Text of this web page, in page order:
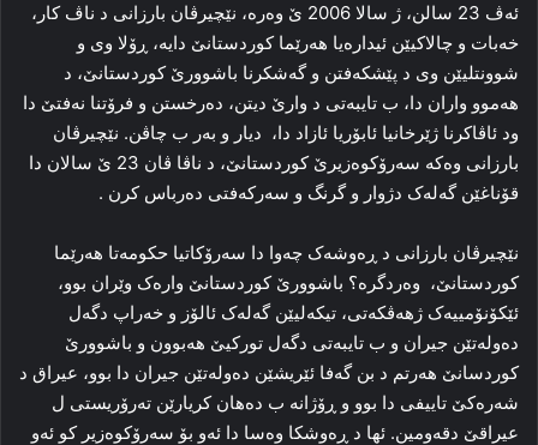
ئه‌ڤ 23 سالن، ژ سالا 2006 ێ وه‌ره‌، نێچیرڤان بارزانی د ناڤ کار،
خه‌بات و چالاکیێن ئیداره‌یا هه‌رێما کوردستانێ دایه‌، ڕۆلا وی و
شوونتلیێن وی د پێشکه‌فتن و گه‌شکرنا باشوورێ کوردستانێ، د
هه‌موو واران دا، ب تایبه‌تی د وارێ دیتن، ده‌رخستن و فرۆتنا نه‌فتێ دا
ود ئاڤاکرنا ژێرخانیا ئابۆریا ئازاد دا، دیار و به‌ر ب چاڤن. نێچیرڤان
بارزانی وه‌که‌ سه‌رۆکوه‌زیرێ کوردستانێ، د ناڤا ڤان 23 ێ سالان دا
قۆناغێن گه‌له‌ک دژوار و گرنگ و سه‌رکه‌فتی ده‌رباس کرن .
نێچیرڤان بارزانی د ڕه‌وشه‌ک چه‌وا دا سه‌رۆکاتیا حکومه‌تا هه‌رێما
کوردستانێ، وه‌ردگره‌؟ باشوورێ کوردستانێ واره‌ک وێران بوو،
ئێکۆنۆمییه‌ک ژهه‌ڤکه‌تی، تیکه‌لیێن گه‌له‌ک ئالۆز و خه‌راپ دگه‌ل
ده‌وله‌تێن جیران و ب تایبه‌تی دگه‌ل تورکیێ هه‌بوون و باشوورێ
کوردسانێ هه‌رتم د بن گه‌فا ئێریشێن ده‌وله‌تێن جیران دا بوو، عیراق د
شه‌ره‌کێ تاییفی دا بوو و ڕۆژانه‌ ب ده‌هان کریارێن ته‌رۆریستی ل
عیراقێ دقه‌ومین. ئها د ڕه‌وشکا وەسا دا ئه‌و بۆ سه‌رۆکوه‌زیر کو ئه‌و